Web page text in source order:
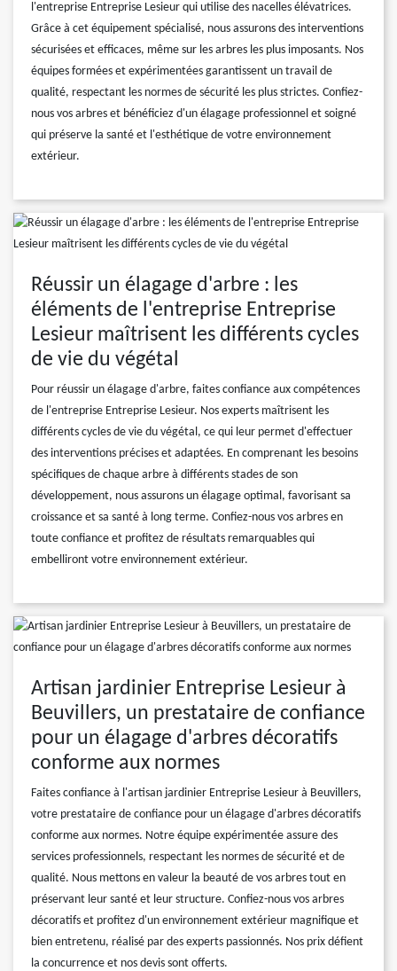
l'entreprise Entreprise Lesieur qui utilise des nacelles élévatrices.
Grâce à cet équipement spécialisé, nous assurons des interventions
sécurisées et efficaces, même sur les arbres les plus imposants. Nos
équipes formées et expérimentées garantissent un travail de
qualité, respectant les normes de sécurité les plus strictes. Confiez-
nous vos arbres et bénéficiez d'un élagage professionnel et soigné
qui préserve la santé et l'esthétique de votre environnement
extérieur.
Réussir un élagage d'arbre : les
éléments de l'entreprise Entreprise
Lesieur maîtrisent les différents cycles
de vie du végétal
Pour réussir un élagage d'arbre, faites confiance aux compétences
de l'entreprise Entreprise Lesieur. Nos experts maîtrisent les
différents cycles de vie du végétal, ce qui leur permet d'effectuer
des interventions précises et adaptées. En comprenant les besoins
spécifiques de chaque arbre à différents stades de son
développement, nous assurons un élagage optimal, favorisant sa
croissance et sa santé à long terme. Confiez-nous vos arbres en
toute confiance et profitez de résultats remarquables qui
embelliront votre environnement extérieur.
Artisan jardinier Entreprise Lesieur à
Beuvillers, un prestataire de confiance
pour un élagage d'arbres décoratifs
conforme aux normes
Faites confiance à l'artisan jardinier Entreprise Lesieur à Beuvillers,
votre prestataire de confiance pour un élagage d'arbres décoratifs
conforme aux normes. Notre équipe expérimentée assure des
services professionnels, respectant les normes de sécurité et de
qualité. Nous mettons en valeur la beauté de vos arbres tout en
préservant leur santé et leur structure. Confiez-nous vos arbres
décoratifs et profitez d'un environnement extérieur magnifique et
bien entretenu, réalisé par des experts passionnés. Nos prix défient
la concurrence et nos devis sont offerts.